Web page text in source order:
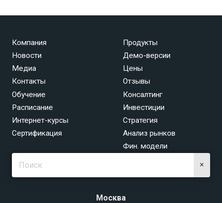
Компания
Новости
Медиа
Контакты
Продукты
Демо-версии
Цены
Отзывы
Обучение
Расписание
Интернет-курсы
Сертификация
Консалтинг
Инвестиции
Стратегия
Анализ рынков
Фин. модели
×
Москва